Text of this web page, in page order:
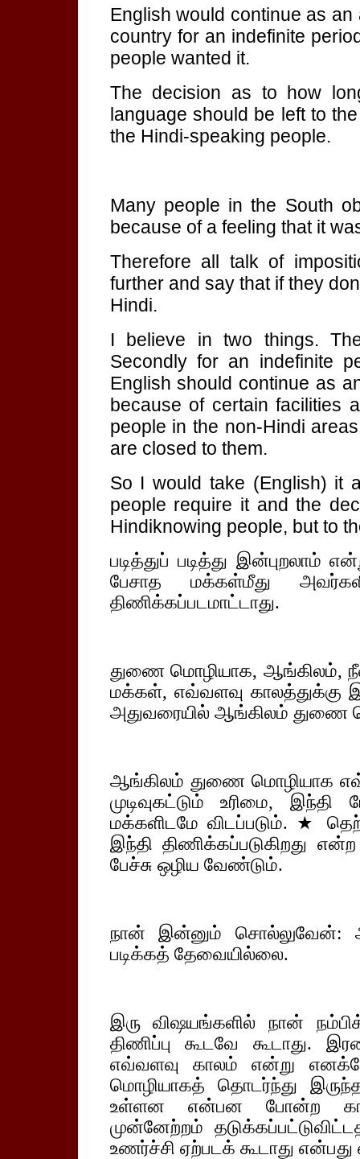
English would continue as
country for an indefinite
people wanted it.
The decision as to how
language should be left to
the Hindi-speaking people.
Many people in the South
because of a feeling that it
Therefore all talk of
further and say that if they
Hindi.
I believe in two things.
Secondly for an
English should continue as
because of certain facilities
people in the non-Hindi
are closed to them.
So I would take (English) it
people require it and the
Hindiknowing people, but to
படித்துப் படித்து இன்புறலாம்
பேசாத மக்கள்மீது
திணிக்கப்படமாட்டாது.
துணை மொழியாக, ஆங்கிலம்,
மக்கள், எவ்வளவு காலத்துக்கு
அதுவரையில் ஆங்கிலம் துணை
ஆங்கிலம் துணை மொழியாக
முடிவுகட்டும் உரிமை,
மக்களிடமே விடப்படும். ★
இந்தி திணிக்கப்படுகிறது
பேச்சு ஒழிய வேண்டும்.
நான் இன்னும் சொல்லுவேன்:
படிக்கத் தேவையில்லை.
இரு விஷயங்களில் நான்
திணிப்பு கூடவே கூடாது.
எவ்வளவு காலம் என்று
மொழியாகத் தொடர்ந்து
உள்ளன என்பன போன்ற
முன்னேற்றம்
உணர்ச்சி ஏற்படக் கூடாது